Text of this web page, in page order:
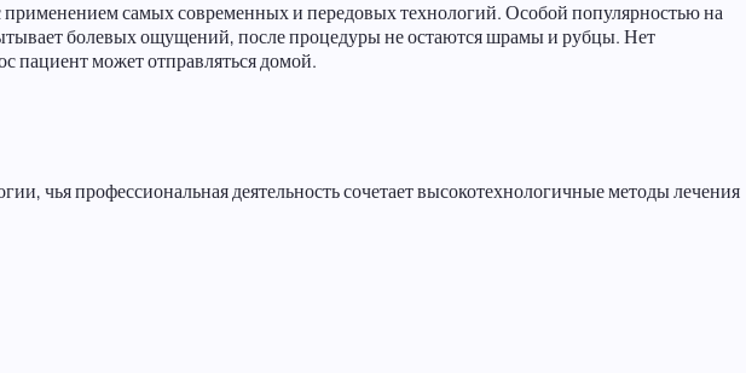
самых современных и передовых технологий. Особой популярностью на
болевых ощущений, после процедуры не остаются шрамы и рубцы. Нет
пациент может отправляться домой.
чья профессиональная деятельность сочетает высокотехнологичные методы лечения